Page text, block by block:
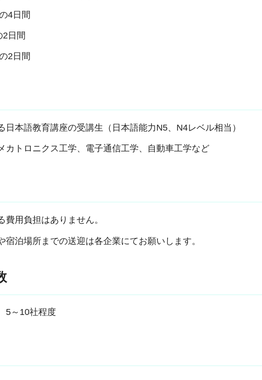
4日間
2日間
2日間
本語教育講座の受講生（日本語能力N5、N4レベル相当）
カトロニクス工学、電子通信工学、自動車工学など
用負担はありません。
泊場所までの送迎は各企業にてお願いします。
5～10社程度